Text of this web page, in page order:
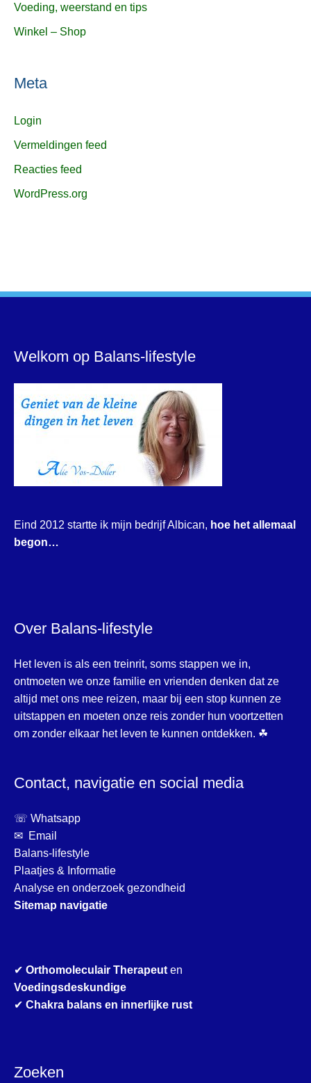
Voeding, weerstand en tips
Winkel – Shop
Meta
Login
Vermeldingen feed
Reacties feed
WordPress.org
Welkom op Balans-lifestyle
Eind 2012 startte ik mijn bedrijf Albican, hoe het allemaal
begon…
Over Balans-lifestyle
Het leven is als een treinrit, soms stappen we in,
ontmoeten we onze familie en vrienden denken dat ze
altijd met ons mee reizen, maar bij een stop kunnen ze
uitstappen en moeten onze reis zonder hun voortzetten
om zonder elkaar het leven te kunnen ontdekken. ☘
Contact, navigatie en social media
☏ Whatsapp
✉ Email
Balans-lifestyle
Plaatjes & Informatie
Analyse en onderzoek gezondheid
Sitemap navigatie
✔ Orthomoleculair Therapeuten
Voedingsdeskundige
✔ Chakra balans en innerlijke rust
Zoeken